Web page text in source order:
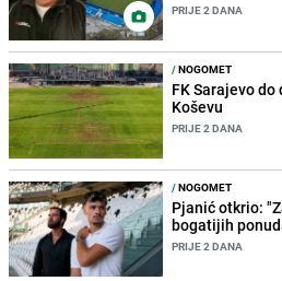
PRIJE 2 DANA
/NOGOMET
FK Sarajevo
Koševu
PRIJE 2 DANA
/NOGOMET
Pjanić otkrio:
bogatijih
PRIJE 2 DANA